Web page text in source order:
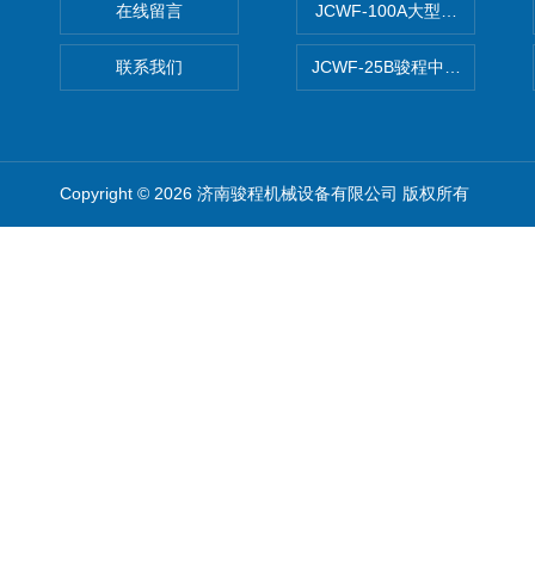
在线留言
联系我们
JCWF-100A大型中药材超微
JCWF-25B骏程中草药超细粉
Copyright © 2026 济南骏程机械设备有限公司 版权所有